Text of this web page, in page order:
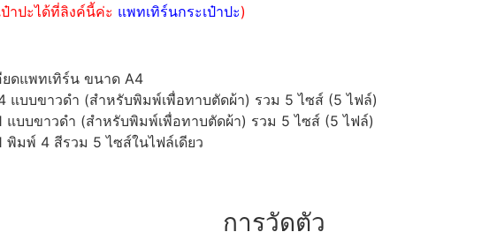
าปะได้ที่ลิงค์นี้ค่ะ แพทเทิร์นกระเป๋าปะ)
ยดแพทเทิร์น ขนาด A4
แบบขาวดำ (สำหรับพิมพ์เพื่อทาบตัดผ้า) รวม 5 ไซส์ (5 ไฟล์)
แบบขาวดำ (สำหรับพิมพ์เพื่อทาบตัดผ้า) รวม 5 ไซส์ (5 ไฟล์)
มพ์ 4 สีรวม 5 ไซส์ในไฟล์เดียว
การวัดตัว